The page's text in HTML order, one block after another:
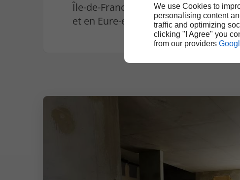
We use Cookies to
personalising content
traffic and optimizing
clicking "I Agree" you
from our providers
Île-de-France, en Normandie
et en Eure-et-Loir.